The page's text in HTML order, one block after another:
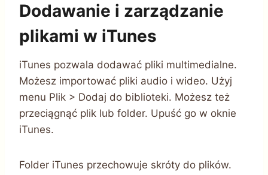
Dodawanie i zarządzanie
plikami w iTunes
iTunes pozwala dodawać pliki multimedialne.
Możesz importować pliki audio i wideo. Użyj
menu Plik > Dodaj do biblioteki. Możesz też
przeciągnąć plik lub folder. Upuść go w oknie
iTunes.
Folder iTunes przechowuje skróty do plików.